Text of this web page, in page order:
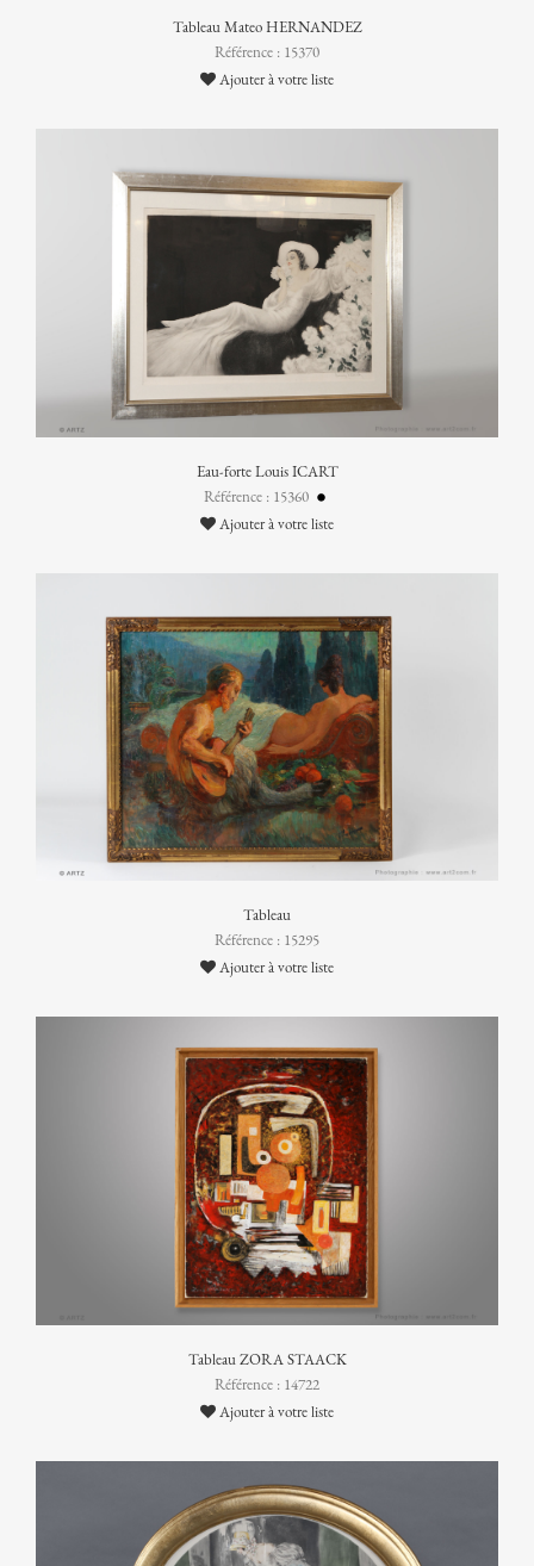
Tableau Mateo HERNANDEZ
Référence : 15370
Ajouter à votre liste
Eau-forte Louis ICART
Référence : 15360
Ajouter à votre liste
Tableau
Référence : 15295
Ajouter à votre liste
Tableau ZORA STAACK
Référence : 14722
Ajouter à votre liste